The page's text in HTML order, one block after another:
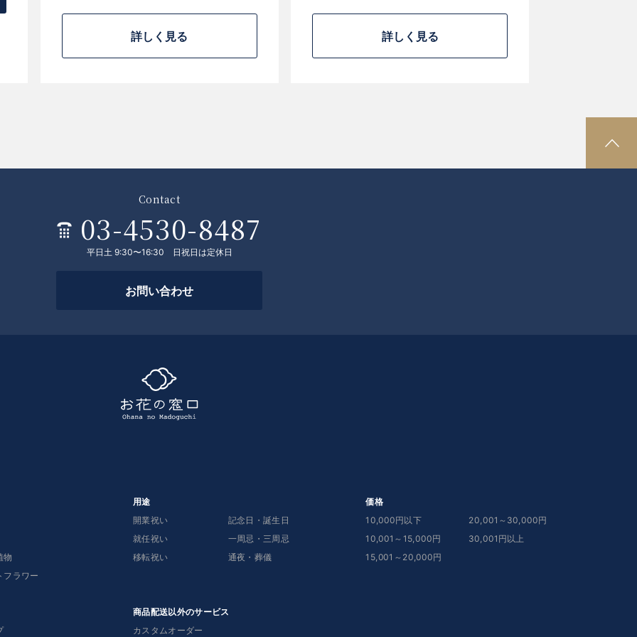
詳しく見る 詳しく見る
P
A
Contact
03-4530-8487
平日土 9:30〜16:30 日祝日は定休日
お問い合わせ
物
フラワー
用途
開業祝い
就任祝い
移転祝い
記念日・誕生日
一周忌・三周忌
通夜・葬儀
価格
10,000円以下
10,001～15,000円
15,001～20,000円
20,001～30,000円
30,001円以上
商品配送以外のサービス
カスタムオーダー